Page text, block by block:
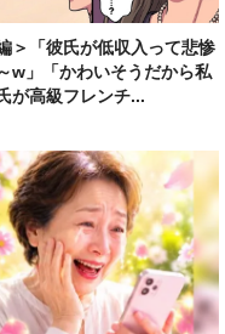
＞「彼氏が低収入って悲惨
w」「かわいそうだから私
が高級フレンチ...